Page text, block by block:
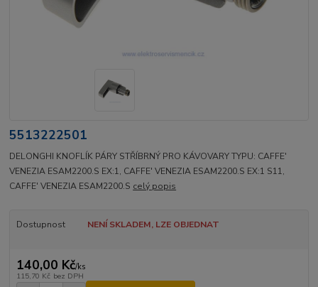
5513222501
DELONGHI KNOFLÍK PÁRY STŘÍBRNÝ PRO KÁVOVARY TYPU: CAFFE'
VENEZIA ESAM2200.S EX:1, CAFFE' VENEZIA ESAM2200.S EX:1 S11,
CAFFE' VENEZIA ESAM2200.S celý popis
Dostupnost NENÍ SKLADEM, LZE OBJEDNAT
140,00 Kč/ks
115,70 Kč bez DPH